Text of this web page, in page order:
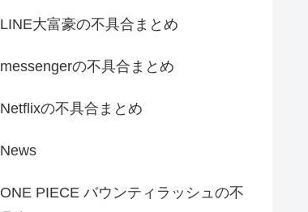
LINE大富豪の不具合まとめ
messengerの不具合まとめ
Netflixの不具合まとめ
News
ONE PIECE バウンティラッシュの不